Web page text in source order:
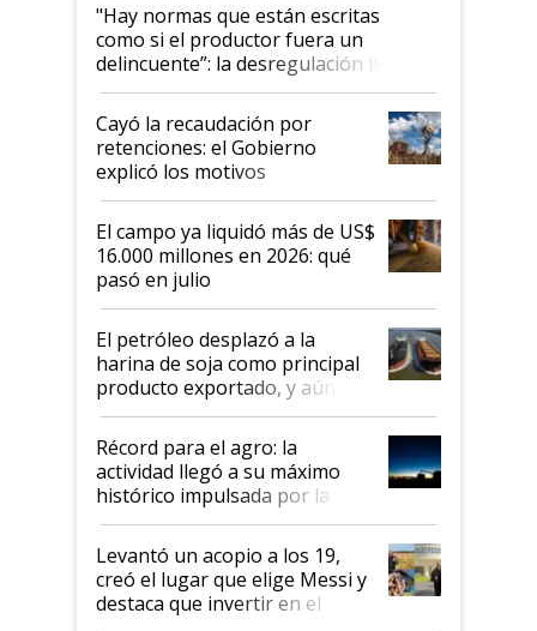
"Hay normas que están escritas
como si el productor fuera un
delincuente”: la desregulación llegó
al Congreso Aapresid y hasta se
habló del financiamiento al IPCVA
Cayó la recaudación por
retenciones: el Gobierno
explicó los motivos
El campo ya liquidó más de US$
16.000 millones en 2026: qué
pasó en julio
El petróleo desplazó a la
harina de soja como principal
producto exportado, y aún así
el agro aportó casi seis de cada
diez dólares y sostuvo el
liderazgo en un semestre
récord
Récord para el agro: la
actividad llegó a su máximo
histórico impulsada por la
cosecha y las exportaciones
Levantó un acopio a los 19,
creó el lugar que elige Messi y
destaca que invertir en el